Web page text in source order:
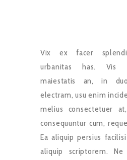
Vix ex facer
urbanitas has. Vis
maiestatis an, in
electram, usu enim
melius consectetuer
consequuntur cum,
Ea aliquip persius
aliquip scriptorem.